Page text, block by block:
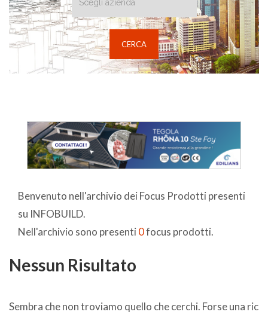
Benvenuto nell'archivio dei Focus Prodotti presenti
su INFOBUILD.
Nell'archivio sono presenti 0focus prodotti.
Nessun Risultato
Sembra che non troviamo quello che cerchi. Forse una